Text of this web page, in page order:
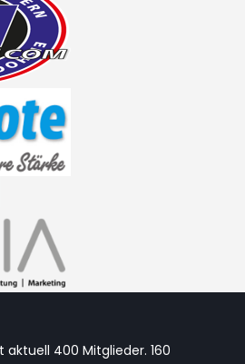
aktuell 400 Mitglieder. 160